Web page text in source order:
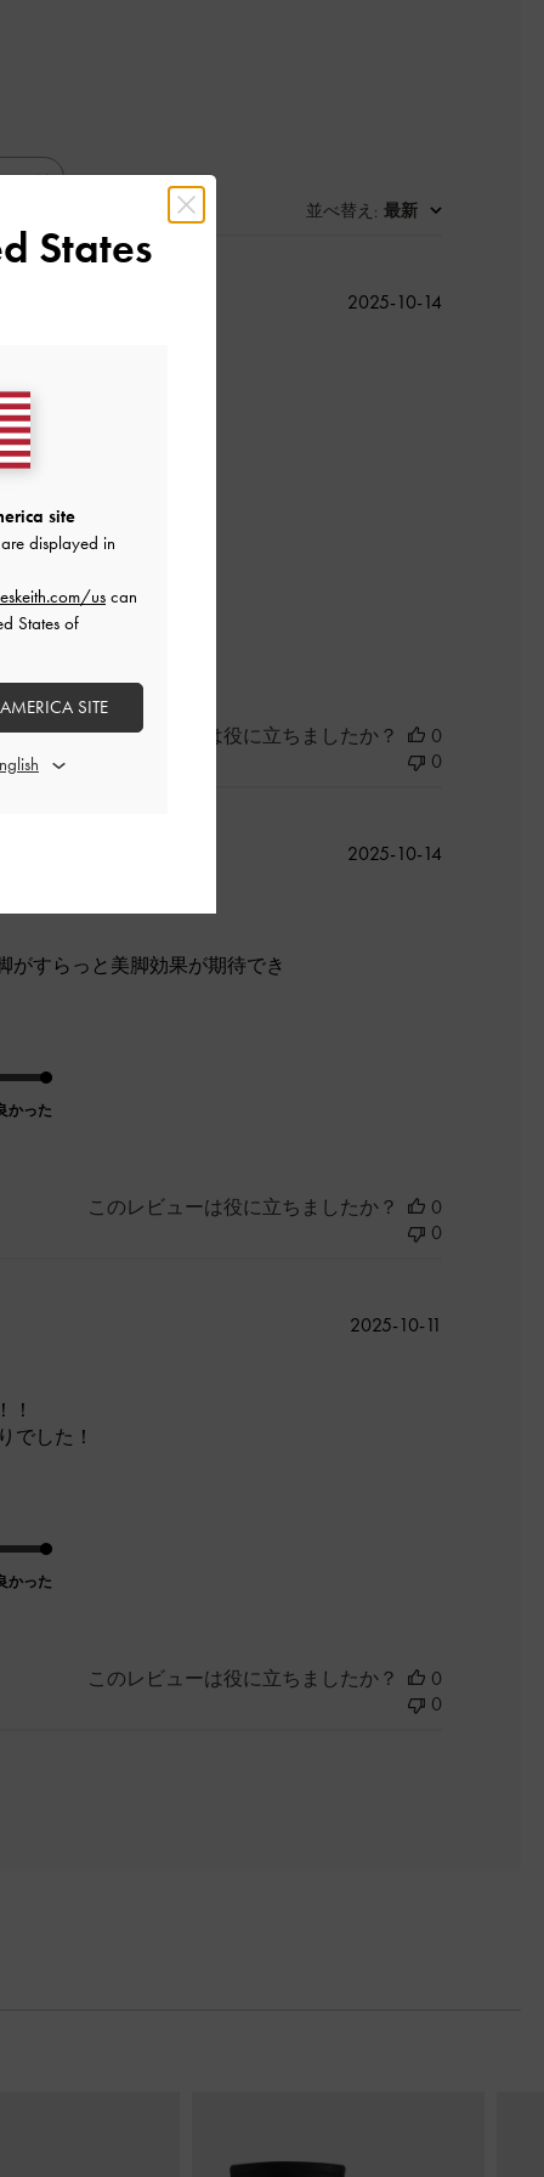
並べ替え : 最新
公
2025-10-14
このレビューは役に立ちましたか？
0
0
がすらっと美脚効果が期待でき
かった
公
2025-10-14
このレビューは役に立ちましたか？
0
0
！
でした！
かった
2025-10-11
このレビューは役に立ちましたか？
0
0
States
site
displayed in
uscan
States of
SITE